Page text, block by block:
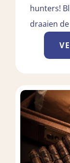
hunters!
draaien